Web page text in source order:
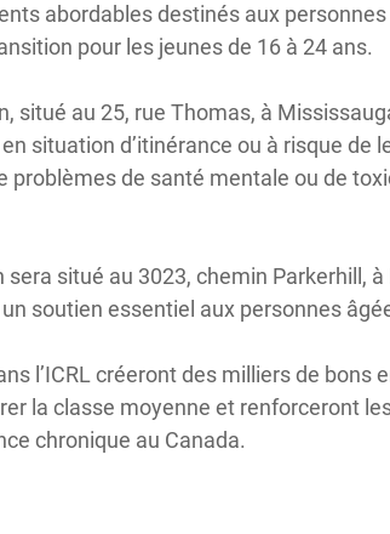
abordables destinés aux
pour les jeunes de 16 à 24 ans.
situé au 25, rue Thomas, à
situation d’itinérance ou à risque de
problèmes de santé mentale ou de
situé au 3023, chemin Parkerhill,
soutien essentiel aux personnes
l’ICRL créeront des milliers de bons
la classe moyenne et renforceront
chronique au Canada.